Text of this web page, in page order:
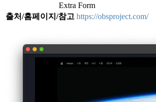
Extra Form
출처/홈페이지/참고 https://obsproject.com/